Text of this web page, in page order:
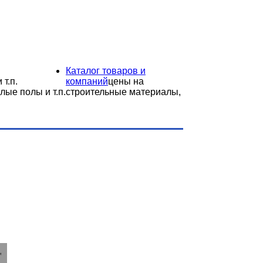
т.п.
полы и т.п.
Каталог товаров и
компанийцены на
строительные материалы,